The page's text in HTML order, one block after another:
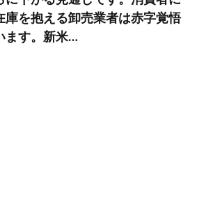
庫を抱える卸売業者は赤字覚悟
ます。新米…